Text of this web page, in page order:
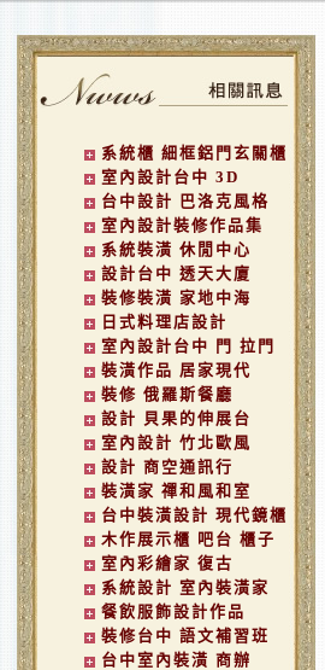
系統櫃 細框鋁門玄關櫃
室內設計台中 3D
台中設計 巴洛克風格
室內設計裝修作品集
系統裝潢 休閒中心
設計台中 透天大廈
裝修裝潢 家地中海
日式料理店設計
室內設計台中 門 拉門
裝潢作品 居家現代
裝修 俄羅斯餐廳
設計 貝果的伸展台
室內設計 竹北歐風
設計 商空通訊行
裝潢家 禪和風和室
台中裝潢設計 現代鏡櫃
木作展示櫃 吧台 櫃子
室內彩繪家 復古
系統設計 室內裝潢家
餐飲服飾設計作品
裝修台中 語文補習班
台中室內裝潢 商辦